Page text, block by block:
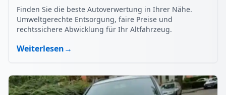
Finden Sie die beste Autoverwertung in Ihrer Nähe.
Umweltgerechte Entsorgung, faire Preise und
rechtssichere Abwicklung für Ihr Altfahrzeug.
Weiterlesen→